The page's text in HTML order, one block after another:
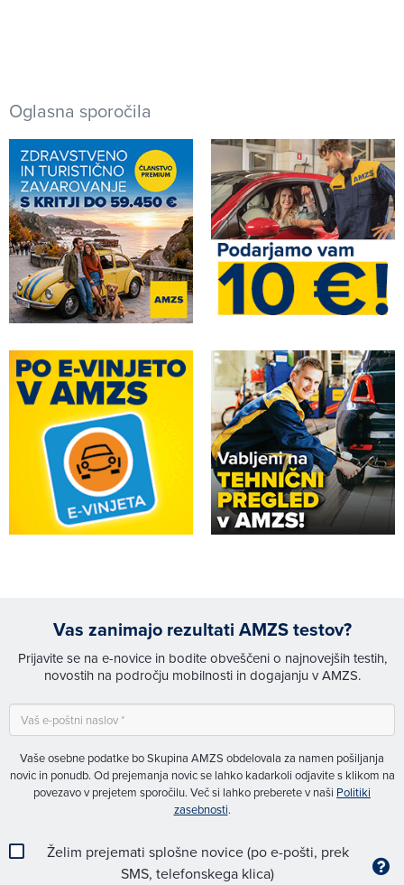
Oglasna sporočila
Vas zanimajo rezultati AMZS testov?
Prijavite se na e-novice in bodite obveščeni o najnovejših testih,
novostih na področju mobilnosti in dogajanju v AMZS.
Vaše osebne podatke bo Skupina AMZS obdelovala za namen pošiljanja
novic in ponudb. Od prejemanja novic se lahko kadarkoli odjavite s klikom na
povezavo v prejetem sporočilu. Več si lahko preberete v naši Politiki
zasebnosti.
Želim prejemati splošne novice (po e-pošti, prek
SMS, telefonskega klica)